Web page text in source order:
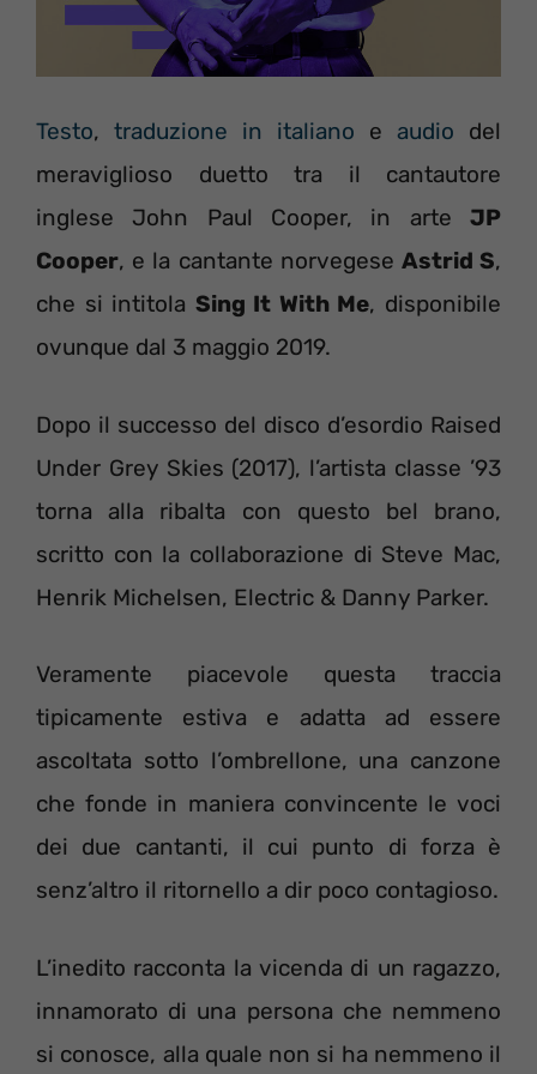
Testo, traduzione in italiano e audio del
meraviglioso duetto tra il cantautore
inglese John Paul Cooper, in arte JP
Cooper, e la cantante norvegese Astrid S,
che si intitola Sing It With Me, disponibile
ovunque dal 3 maggio 2019.
Dopo il successo del disco d’esordio Raised
Under Grey Skies (2017), l’artista classe ’93
torna alla ribalta con questo bel brano,
scritto con la collaborazione di Steve Mac,
Henrik Michelsen, Electric & Danny Parker.
Veramente piacevole questa traccia
tipicamente estiva e adatta ad essere
ascoltata sotto l’ombrellone, una canzone
che fonde in maniera convincente le voci
dei due cantanti, il cui punto di forza è
senz’altro il ritornello a dir poco contagioso.
L’inedito racconta la vicenda di un ragazzo,
innamorato di una persona che nemmeno
si conosce, alla quale non si ha nemmeno il